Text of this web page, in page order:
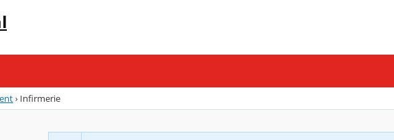
› Infirmerie